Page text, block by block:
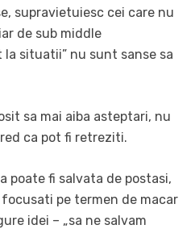
supravietuiesc cei care nu
de sub middle
situatii” nu sunt sanse sa
sa mai aiba asteptari, nu
ca pot fi retreziti.
poate fi salvata de postasi,
pe termen de macar
idei – „sa ne salvam